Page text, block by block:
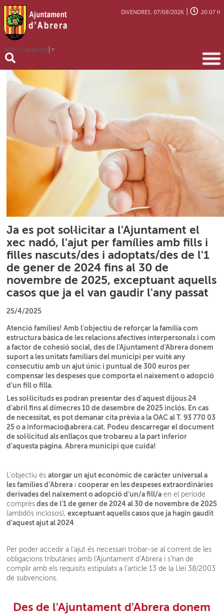
Select Language ▼
DIVENDRES, 07/08/2026 20:07 h
Ja es pot sol·licitar a l'Ajuntament el
xec nadó, l'ajut per famílies amb fills i
filles nascuts/des i adoptats/des de l'1
de gener de 2024 fins al 30 de
novembre de 2025, exceptuant aquells
casos que ja el van gaudir l'any passat
25/4/2025
Atenció famílies! Amb l’objectiu de reforçar la família com
estructura bàsica de les relacions afectives interpersonals i com
a factor de cohesió social, des de l'Ajuntament d'Abrera donem
suport a les unitats familiars del municipi per vuitè any
consecutiu amb un ajut únic i puntual de 300 euros per
compensar les despeses que comporta el naixement o adopció
d’un fill o filla.
Les sol·licituds es podran presentar des d'aquest dijous 24
d'abril fins al dimecres 10 de desembre de 2025 inclós. En cas
de necessitat, es pot demanar cita prèvia a la OAC al T. 93 770 03
25 o a informacio@abrera.cat. Podeu descarregar el document
de sol·licitud als enllaços que trobareu a la part inferior
d'aquesta pàgina. Abrera municipi que cuida!
L’objectiu ésatorgar un ajut econòmic de caràcter universal a
les famílies d’Abrera icooperar en les despeses extraordinàries
derivades del naixement o adopció d’un/a fill/a en el període
comprès des de l’1 de gener de 2024 al 30 de novembre de 2025
(ambdós inclosos),exceptuant aquells casos que ja hagin gaudit
d’aquest ajut al 2024.
Per poder accedir a l’ajut és necessari trobar-se al corrent de les
obligacions tributàries amb l'Ajuntament d’Abrera i s’han de
complir amb els requisits estipulats a l’article 13 de la Llei 38/2003
de subvencions.
Des de l'Ajuntament d'Abrera donem